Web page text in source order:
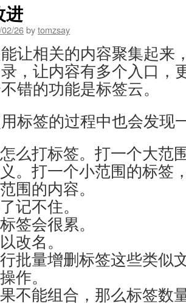
进
26bytomzsay
让相关的内容聚集起来
，让内容有多个入口，
错的功能是标签云。
标签的过程中也会发现
么打标签。打一个大范
。打一个小范围的标签
围的内容。
记不住。
签会很累。
改名。
批量增删标签这些类似
作。
不能组合，那么标签数